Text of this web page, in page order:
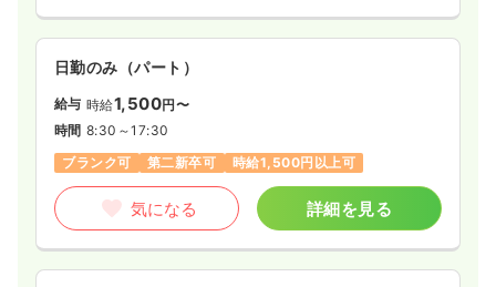
日勤のみ（パート）
給与 時給1,500円〜
時間 8:30～17:30
ブランク可
第二新卒可 時給1,500円以上可
気になる 詳細を見る